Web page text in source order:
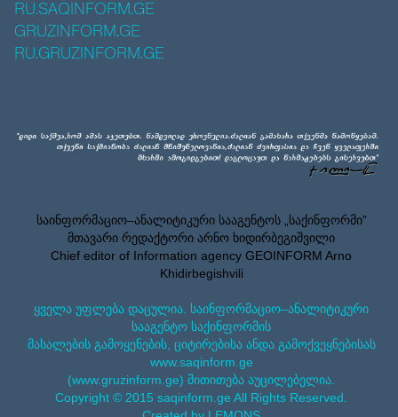
RU.SAQINFORM.GE
GRUZINFORM.GE
RU.GRUZINFORM.GE
საინფორმაციო–ანალიტიკური სააგენტოს „საქინფორმი”
მთავარი რედაქტორი არნო ხიდირბეგიშვილი
Chief editor of Information agency GEOINFORM Arno
Khidirbegishvili
ყველა უფლება დაცულია. საინფორმაციო–ანალიტიკური
სააგენტო საქინფორმის
მასალების გამოყენების, ციტირებისა ანდა გამოქვეყნებისას
www.saqinform.ge
(www.gruzinform.ge) მითითება აუცილებელია.
Copyright © 2015 saqinform.ge All Rights Reserved.